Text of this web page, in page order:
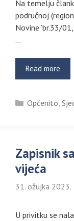
Na temelju
područnoj
Novine”br.33/
…
Read more
Kategorije
Općenito,
Zapisnik
vijeća
31. ožujka 2023.
U privitku se